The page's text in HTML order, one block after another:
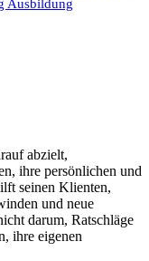
Ausbildung
abzielt,
ihre persönlichen und
seinen Klienten,
und neue
darum, Ratschläge
ihre eigenen